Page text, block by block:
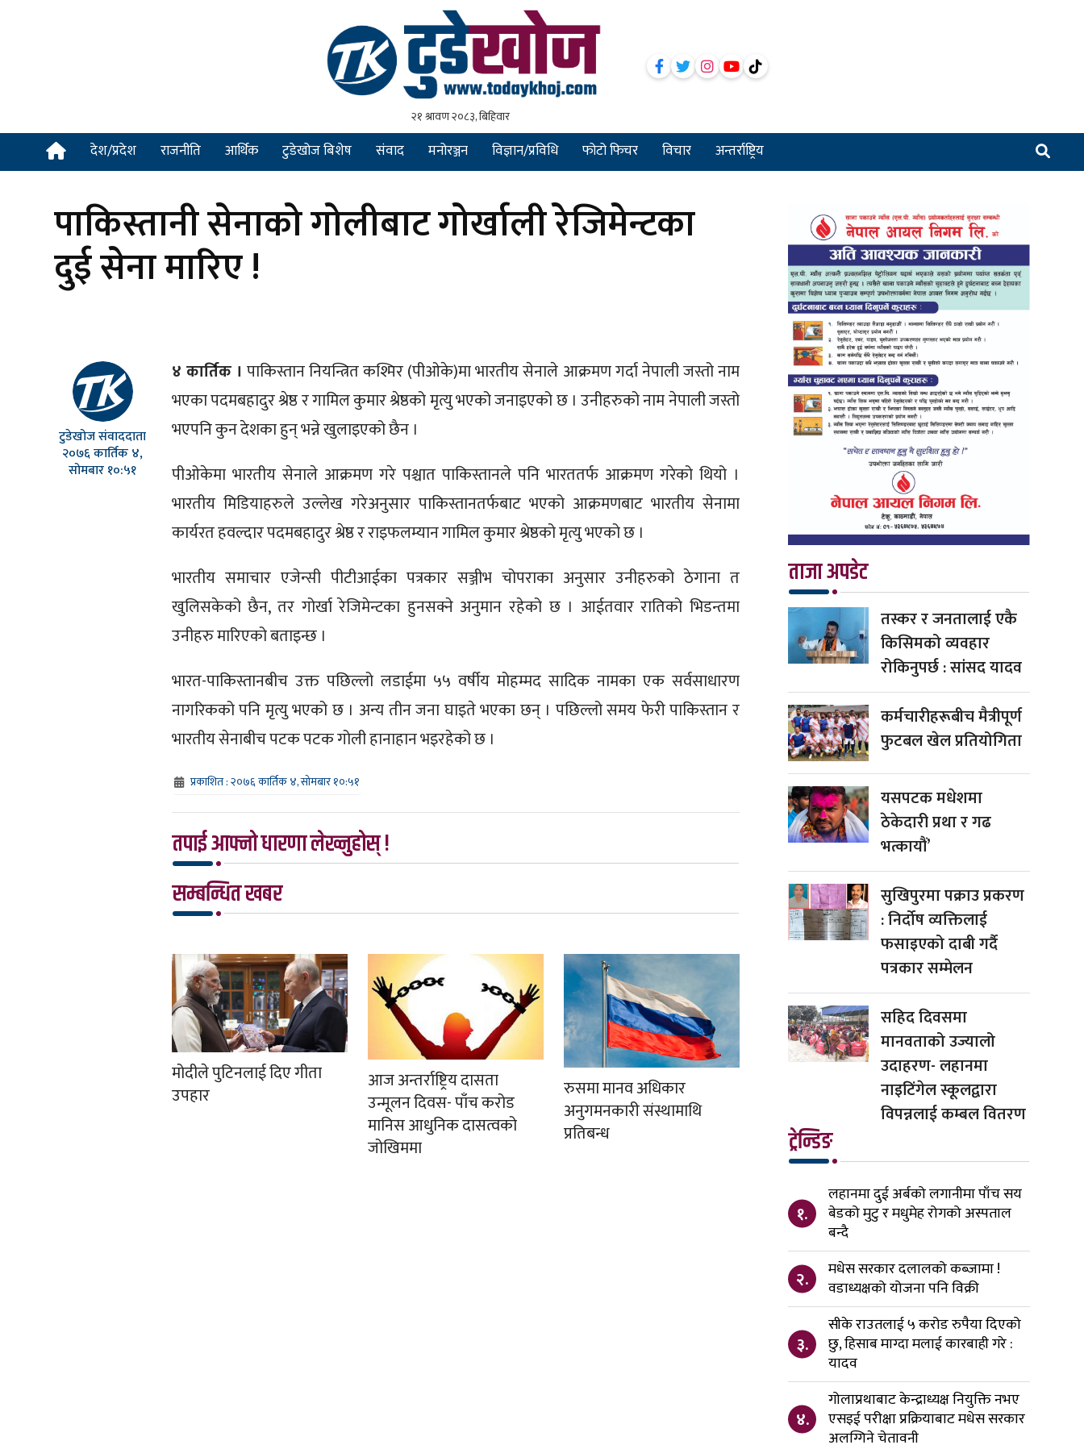
देश/प्रदेश राजनीति आर्थिक टुडेखोज बिशेष संवाद मनोरञ्जन विज्ञान/प्रविधि फोटो फिचर विचार अन्तर्राष्ट्रिय
पाकिस्तानी सेनाको गोलीबाट गोर्खाली रेजिमेन्टका
दुई सेना मारिए !
टुडेखोज संवाददाता
२०७६ कार्तिक ४,
सोमबार १०:५१
४ कार्तिक । पाकिस्तान नियन्त्रित कश्मिर (पीओके)मा भारतीय सेनाले आक्रमण गर्दा नेपाली जस्तो नाम
भएका पदमबहादुर श्रेष्ठ र गामिल कुमार श्रेष्ठको मृत्यु भएको जनाइएको छ । उनीहरुको नाम नेपाली जस्तो
भएपनि कुन देशका हुन् भन्ने खुलाइएको छैन ।
पीओकेमा भारतीय सेनाले आक्रमण गरे पश्चात पाकिस्तानले पनि भारततर्फ आक्रमण गरेको थियो ।
भारतीय मिडियाहरुले उल्लेख गरेअनुसार पाकिस्तानतर्फबाट भएको आक्रमणबाट भारतीय सेनामा
कार्यरत हवल्दार पदमबहादुर श्रेष्ठ र राइफलम्यान गामिल कुमार श्रेष्ठको मृत्यु भएको छ ।
भारतीय समाचार एजेन्सी पीटीआईका पत्रकार सञ्जीभ चोपराका अनुसार उनीहरुको ठेगाना त
खुलिसकेको छैन, तर गोर्खा रेजिमेन्टका हुनसक्ने अनुमान रहेको छ । आईतवार रातिको भिडन्तमा
उनीहरु मारिएको बताइन्छ ।
भारत-पाकिस्तानबीच उक्त पछिल्लो लडाईमा ५५ वर्षीय मोहम्मद सादिक नामका एक सर्वसाधारण
नागरिकको पनि मृत्यु भएको छ । अन्य तीन जना घाइते भएका छन् । पछिल्लो समय फेरी पाकिस्तान र
भारतीय सेनाबीच पटक पटक गोली हानाहान भइरहेको छ ।
प्रकाशित : २०७६ कार्तिक ४, सोमबार १०:५१
तपाई आफ्नो धारणा लेख्नुहोस् !
सम्बन्धित खबर
मोदीले पुटिनलाई दिए गीता
उपहार
आज अन्तर्राष्ट्रिय दासता
उन्मूलन दिवस- पाँच करोड
मानिस आधुनिक दासत्वको
जोखिममा
रुसमा मानव अधिकार
अनुगमनकारी संस्थामाथि
प्रतिबन्ध
ताजा अपडेट
तस्कर र जनतालाई एकै
किसिमको व्यवहार
रोकिनुपर्छ : सांसद यादव
कर्मचारीहरूबीच मैत्रीपूर्ण
फुटबल खेल प्रतियोगिता
यसपटक मधेशमा
ठेकेदारी प्रथा र गढ
भत्कायौं’
सुखिपुरमा पक्राउ प्रकरण
: निर्दोष व्यक्तिलाई
फसाइएको दाबी गर्दै
पत्रकार सम्मेलन
सहिद दिवसमा
मानवताको उज्यालो
उदाहरण- लहानमा
नाइटिंगेल स्कूलद्वारा
विपन्नलाई कम्बल वितरण
ट्रेन्डिङ
१.
लहानमा दुई अर्बको लगानीमा पाँच सय
बेडको मुटु र मधुमेह रोगको अस्पताल
बन्दै
२.
मधेस सरकार दलालको कब्जामा !
वडाध्यक्षको योजना पनि विक्री
३.
सीके राउतलाई ५ करोड रुपैया दिएको
छु, हिसाब माग्दा मलाई कारबाही गरे :
यादव
४.
गोलाप्रथाबाट केन्द्राध्यक्ष नियुक्ति नभए
एसइई परीक्षा प्रक्रियाबाट मधेस सरकार
अलग्गिने चेतावनी